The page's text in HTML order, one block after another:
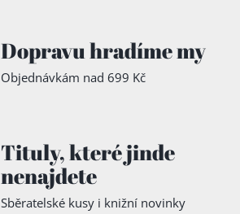
Dopravu hradíme my
Objednávkám nad 699 Kč
Tituly,které jinde
nenajdete
Sběratelské kusy i knižní novinky